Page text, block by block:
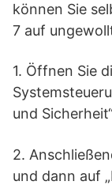
können Sie
7 auf
1. Öffnen Sie
und
2.
und dann auf